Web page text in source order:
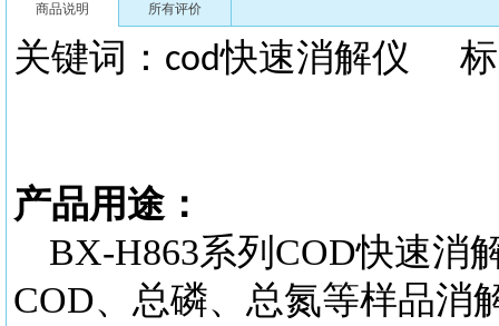
商品说明 所有评价
关键词： cod快速消解仪
产品用途：
BX-H863系列COD快速消
COD、总磷、总氮等样品消